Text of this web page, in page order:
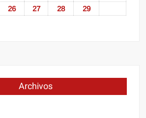
26 27 28
29
Archivos